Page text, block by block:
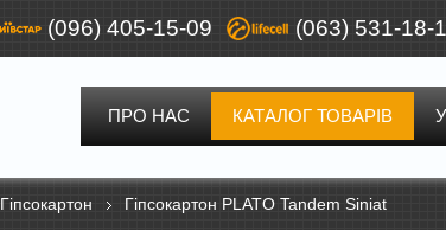
(096) 405-15-09 (063) 531-18-
ПРО НАС КАТАЛОГ ТОВАРІВ
Гіпсокартон Гіпсокартон PLATO Tandem Siniat